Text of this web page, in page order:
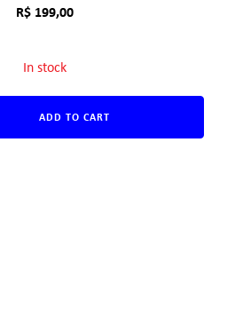
R$199,00
In stock
ADD TO CART